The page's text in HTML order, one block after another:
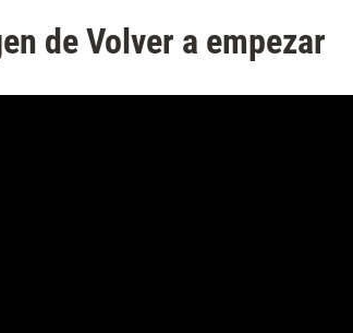
de Volver a empezar